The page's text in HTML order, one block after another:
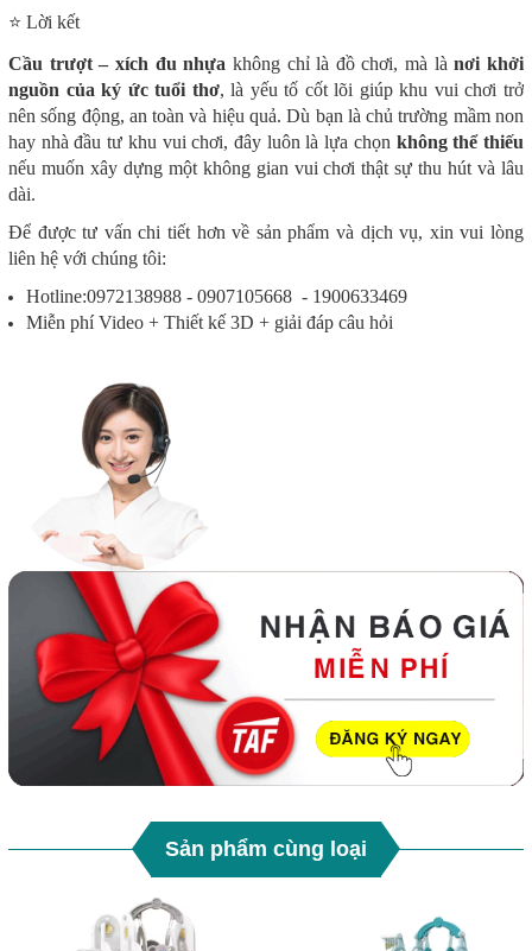
⭐ Lời kết
Cầu trượt – xích đu nhựa không chỉ là đồ chơi, mà lànơi khởi
nguồn của ký ức tuổi thơ, là yếu tố cốt lõi giúp khu vui chơi trở
nên sống động, an toàn và hiệu quả. Dù bạn là chủ trường mầm non
hay nhà đầu tư khu vui chơi, đây luôn là lựa chọn không thể thiếu
nếu muốn xây dựng một không gian vui chơi thật sự thu hút và lâu
dài.
Để được tư vấn chi tiết hơn về sản phẩm và dịch vụ, xin vui lòng
liên hệ với chúng tôi:
Hotline:0972138988 - 0907105668 - 1900633469
Miễn phí Video + Thiết kế 3D + giải đáp câu hỏi
Sản phẩm cùng loại